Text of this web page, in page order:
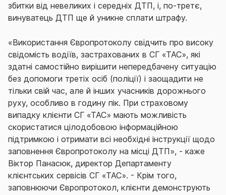
збитки від невеликих і середніх ДТП, і, по-третє,
винуватець ДТП ще й уникне сплати штрафу.
«Використання Європротоколу свідчить про високу
свідомість водіїв, застрахованих в СГ «ТАС», які
здатні самостійно вирішити непередбачену ситуацію
без допомоги третіх осіб (поліції) і заощадити не
тільки свій час, але й інших учасників дорожнього
руху, особливо в годину пік. При страховому
випадку клієнти СГ «ТАС» мають можливість
скористатися цілодобовою інформаційною
підтримкою і отримати всі необхідні інструкції щодо
заповнення Європротоколу на місці ДТП», - каже
Віктор Панасюк, директор Департаменту
клієнтських сервісів СГ «ТАС». - Крім того,
заповнюючи Європротокол, клієнти демонструють